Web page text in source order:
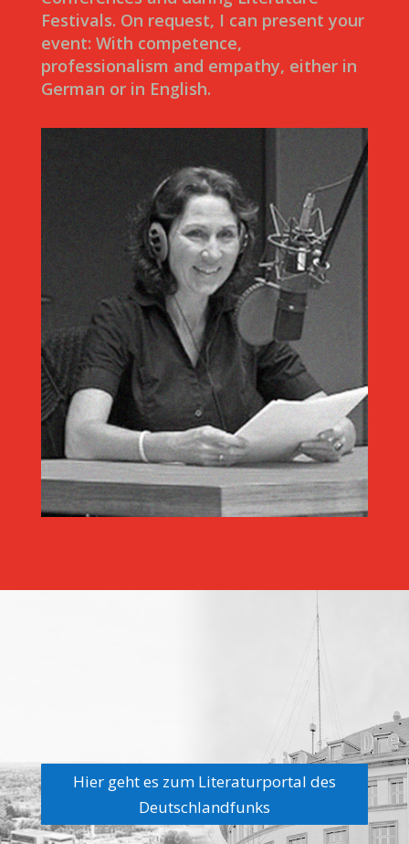
Festivals. On request, I can present your
event: With competence,
professionalism and empathy, either in
German or in English.
Hier geht es zum Literaturportal des
Deutschlandfunks